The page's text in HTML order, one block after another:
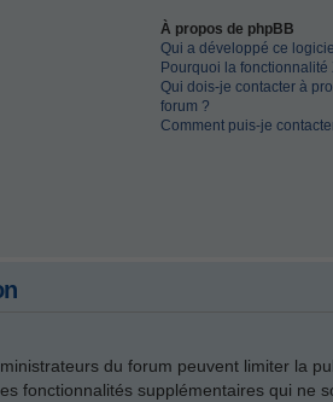
À propos de phpBB
Qui a développé ce
Pourquoi la fonctionnalité
Qui dois-je contacter à
forum ?
Comment puis-je
du forum peuvent limiter la
fonctionnalités supplémentaires qui ne